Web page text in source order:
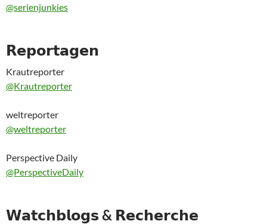
@serienjunkies
𝗥𝗲𝗽𝗼𝗿𝘁𝗮𝗴𝗲𝗻
Krautreporter
@Krautreporter
weltreporter
@weltreporter
Perspective Daily
@PerspectiveDaily
𝗪𝗮𝘁𝗰𝗵𝗯𝗹𝗼𝗴𝘀 & 𝗥𝗲𝗰𝗵𝗲𝗿𝗰𝗵𝗲